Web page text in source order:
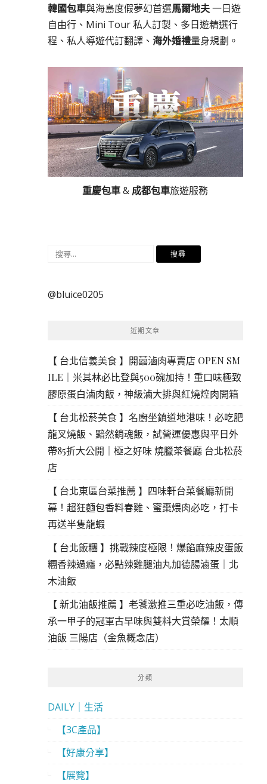
韓國包車與海島度假夢幻首選馬爾地夫一日遊
自由行、Mini Tour 私人訂製、多日遊精選行
程、私人導遊代訂翻譯、 海外婚禮量身規劃。
重慶包車& 成都包車旅遊服務
搜
鍵
@bluice0205
近期文章
【 台北信義美食 】開囍滷肉專賣店 OPEN SM
ILE｜米其林必比登與500碗加持！重口味極致
膠原蛋白滷肉飯，神級滷大排與紅燒焢肉開箱
【 台北松菸美食 】名廚坐鎮道地港味！必吃肥
龍叉燒飯、黯然銷魂飯，試營運優惠與平日外
帶85折大公開｜極之好味 燒臘茶餐廳 台北松菸
店
【 台北東區台菜推薦 】四味軒台菜餐廳新開
幕！超狂麵包香料春雞、蜜棗煨肉必吃，打卡
再送半隻龍蝦
【 台北飯糰 】挑戰辣度極限！爆餡麻辣皮蛋飯
糰香辣過癮，必點辣雞腿油丸加德腸滷蛋｜北
木油飯
【 新北油飯推薦 】老饕激推三重必吃油飯，傳
承一甲子的冠軍古早味與雙料大賞榮耀！太順
油飯 三陽店（金魚概念店）
分類
DAILY｜生活
【3C產品】
【好康分享】
【展覽】